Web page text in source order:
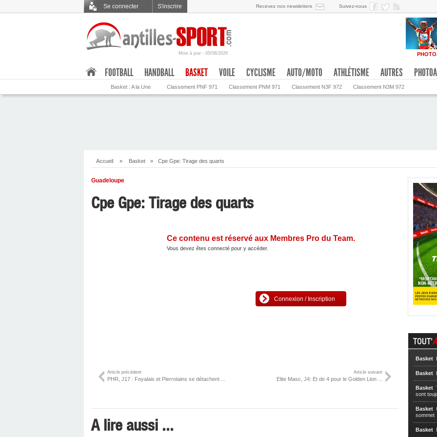
Se connecter S'inscrire Recevez nos newsletters Suivez-nous
Mise à jour - 05/08/2026
FOOTBALL HANDBALL BASKET
Basket : A la Une Classement PNF 971 Classement PNM 971 Classement N3F 972 Classement N3M 972
VOILE CYCLISME AUTO/MOTO ATHLÉTISME AUTRES
Accueil » Basket » Cpe Gpe: Tirage des quarts
Guadeloupe
Cpe Gpe: Tirage des quarts
Ce contenu est réservé aux Membres Pro du Team.
Vous devez êtes connecté pour y accéder.
Connexion / Inscription
Article précédent
PHR, J17 : Foyalais et Pierrotains se détachent ...
Article suivant
Elite Masc, J4: Et de 4 pour le Golden Lion ...
A lire aussi ...
TOUT'
Basket
Basket
Basket
sont
Basket
sommet
Basket